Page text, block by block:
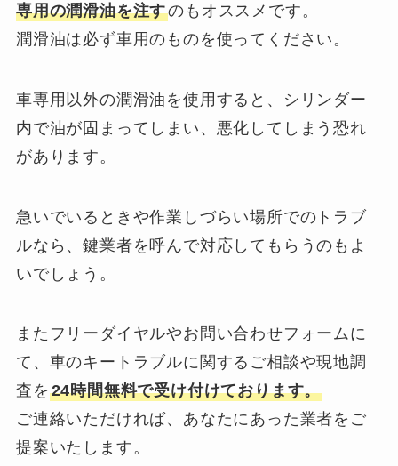
専用の潤滑油を注すのもオススメです。
潤滑油は必ず車用のものを使ってください。
車専用以外の潤滑油を使用すると、シリンダー
内で油が固まってしまい、悪化してしまう恐れ
があります。
急いでいるときや作業しづらい場所でのトラブ
ルなら、鍵業者を呼んで対応してもらうのもよ
いでしょう。
またフリーダイヤルやお問い合わせフォームに
て、車のキートラブルに関するご相談や現地調
査を 24時間無料で受け付けております。
ご連絡いただければ、あなたにあった業者をご
提案いたします。